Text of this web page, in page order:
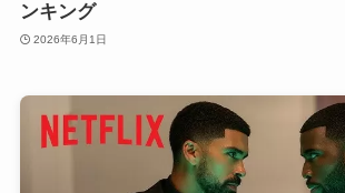
ンキング
2026年6月1日